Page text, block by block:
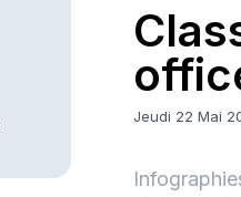
Jeudi 22 Mai